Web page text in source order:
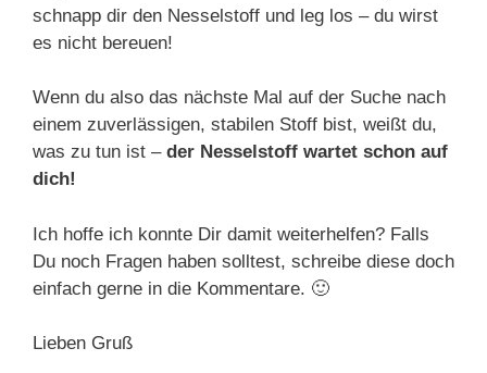
schnapp dir den Nesselstoff und leg los – du wirst
es nicht bereuen!
Wenn du also das nächste Mal auf der Suche nach
einem zuverlässigen, stabilen Stoff bist, weißt du,
was zu tun ist – der Nesselstoff wartet schon auf
dich!
Ich hoffe ich konnte Dir damit weiterhelfen? Falls
Du noch Fragen haben solltest, schreibe diese doch
einfach gerne in die Kommentare. 🙂
Lieben Gruß